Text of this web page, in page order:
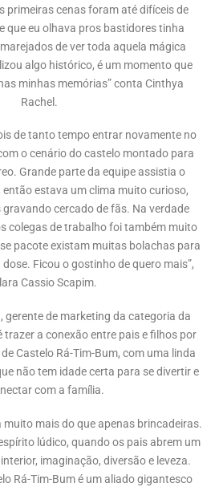
primeiras cenas foram até difíceis de
que eu olhava pros bastidores tinha
de ver toda aquela mágica
algo histórico, é um momento que
minhas memórias” conta Cinthya
Rachel.
de tanto tempo entrar novamente no
o cenário do castelo montado para
Grande parte da equipe assistia o
estava um clima muito curioso,
cercado de fãs. Na verdade
colegas de trabalho foi também muito
pacote existam muitas bolachas para
Ficou o gostinho de quero mais”,
Cassio Scapim.
gerente de marketing da categoria da
trazer a conexão entre pais e filhos por
Castelo Rá-Tim-Bum, com uma linda
não tem idade certa para se divertir e
com a família.
muito mais do que apenas brincadeiras.
lúdico, quando os pais abrem um
imaginação, diversão e leveza.
Rá-Tim-Bum é um aliado gigantesco